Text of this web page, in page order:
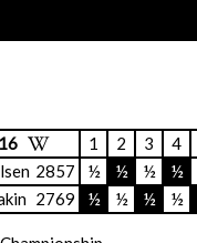
1 2 3 4
2857 ½ ½ ½ ½
2769 ½ ½ ½ ½